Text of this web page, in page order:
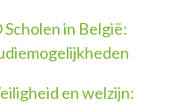
Scholen in België:
en welzijn: